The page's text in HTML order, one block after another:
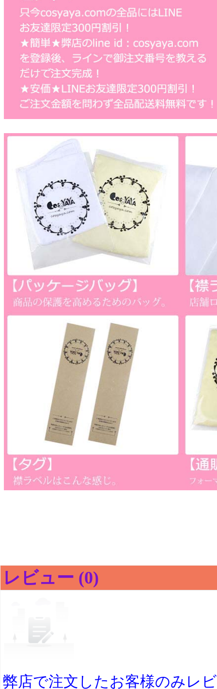
レビュー (0)
弊店で注文したお客様のみレ